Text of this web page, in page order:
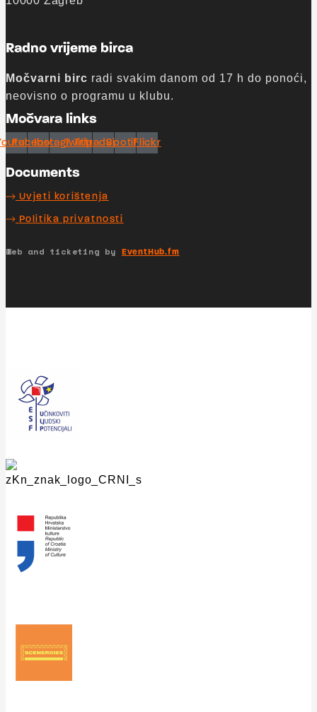
Radno vrijeme birca
Močvarni birc radi svakim danom od 17 h do ponoći,
neovisno o programu u klubu.
Močvara links
Facebook
Instagram
Twitter
Tripadvisor
SpotifyFlickr
Documents
Uvjeti korištenja
Politika privatnosti
Web and ticketing by EventHub.fm